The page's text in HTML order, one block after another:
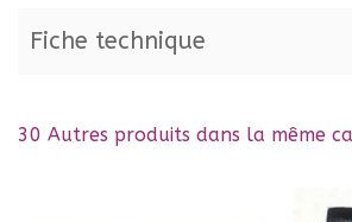
Fiche technique
30 Autres produits dans la même